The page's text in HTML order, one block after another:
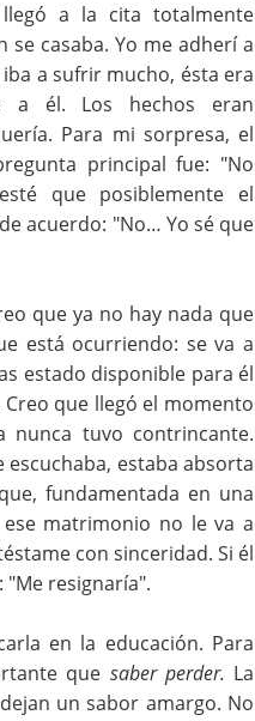
a la cita totalmente
casaba. Yo me adherí a
a sufrir mucho, ésta era
a él. Los hechos eran
Para mi sorpresa, el
principal fue: "No
que posiblemente el
acuerdo: "No… Yo sé que
que ya no hay nada que
está ocurriendo: se va a
estado disponible para él
que llegó el momento
nunca tuvo contrincante.
estaba absorta
fundamentada en una
matrimonio no le va a
con sinceridad. Si él
"Me resignaría".
en la educación. Para
que saber perder. La
un sabor amargo. No